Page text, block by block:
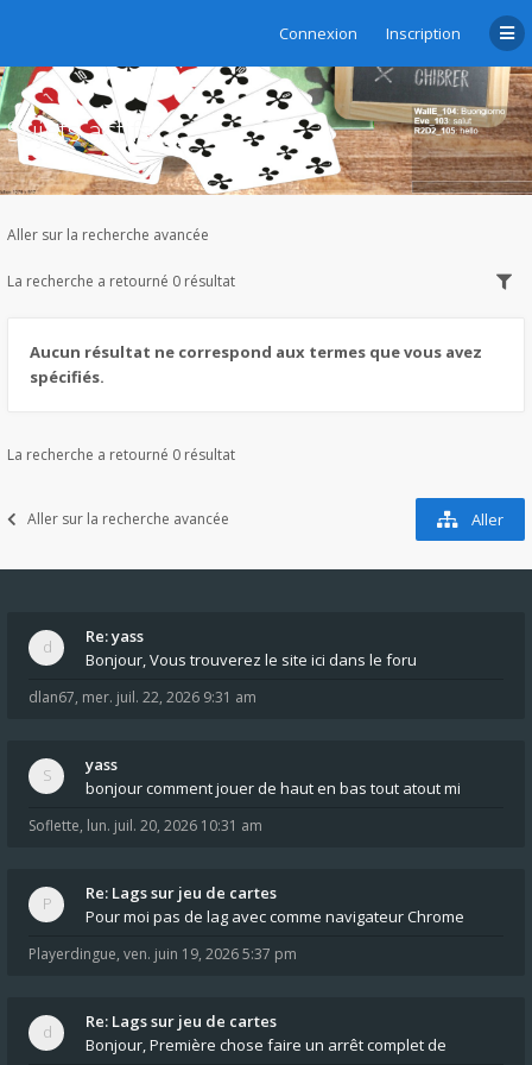
Connexion Inscription
Sujets actifs
Aller sur la recherche avancée
La recherche a retourné 0 résultat
Aucun résultat ne correspond aux termes que vous avez
spécifiés.
La recherche a retourné 0 résultat
Aller sur la recherche avancée Aller
Re: yass
Bonjour, Vous trouverez le site ici dans le foru
dlan67, mer. juil. 22, 2026 9:31 am
yass
bonjour comment jouer de haut en bas tout atout mi
Soflette, lun. juil. 20, 2026 10:31 am
Re: Lags sur jeu de cartes
Pour moi pas de lag avec comme navigateur Chrome
Playerdingue, ven. juin 19, 2026 5:37 pm
Re: Lags sur jeu de cartes
Bonjour, Première chose faire un arrêt complet de